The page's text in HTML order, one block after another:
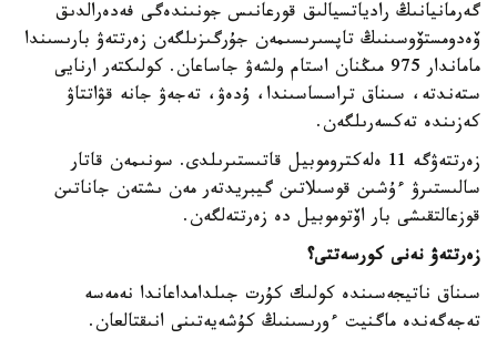
گەرمانيانىڭ رادياتسيالىق قورعانىس جونىندەگى فەدەرالدىق
ۆەدومستۆوسىنىڭ تاپسىرىسىمەن جۇرگىزىلگەن زەرتتەۋ بارىسىندا
ماماندار 975 مىڭنان استام ولشەۋ جاساعان. كولىكتەر ارنايى
ستەندتە، سىناق تراسساسىندا، ۇدەۋ، تەجەۋ جانە قۋاتتاۋ
كەزىندە تەكسەرىلگەن.
زەرتتەۋگە 11 ەلەكتروموبيل قاتىستىرىلدى. سونىمەن قاتار
سالىستىرۋ ءۇشىن قوسىلاتىن گيبريدتەر مەن ىشتەن جاناتىن
قوزعالتقىشى بار اۆتوموبيل دە زەرتتەلگەن.
زەرتتەۋ نەنى كورسەتتى؟
سىناق ناتيجەسىندە كولىك كۇرت جىلدامداعاندا نەمەسە
تەجەگەندە ماگنيت ءورىسىنىڭ كۇشەيەتىنى انىقتالعان.